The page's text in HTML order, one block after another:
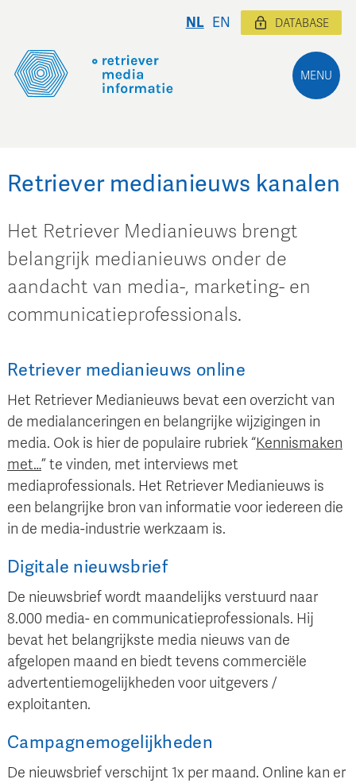
MENU
NL EN DATABASE
Retriever medianieuws kanalen
Het Retriever Medianieuws brengt
belangrijk medianieuws onder de
aandacht van media-, marketing- en
communicatieprofessionals.
Retriever medianieuws online
Het Retriever Medianieuws bevat een overzicht van
de medialanceringen en belangrijke wijzigingen in
media. Ook is hier de populaire rubriek “Kennismaken
met…” te vinden, met interviews met
mediaprofessionals. Het Retriever Medianieuws is
een belangrijke bron van informatie voor iedereen die
in de media-industrie werkzaam is.
Digitale nieuwsbrief
De nieuwsbrief wordt maandelijks verstuurd naar
8.000 media- en communicatieprofessionals. Hij
bevat het belangrijkste media nieuws van de
afgelopen maand en biedt tevens commerciële
advertentiemogelijkheden voor uitgevers /
exploitanten.
Campagnemogelijkheden
De nieuwsbrief verschijnt 1x per maand. Online kan er